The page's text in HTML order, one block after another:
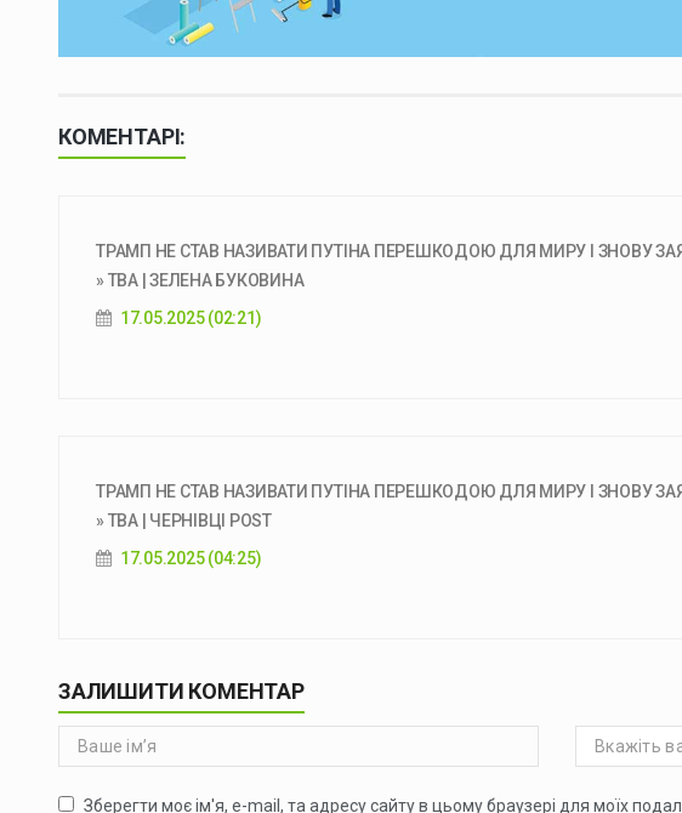
КОМЕНТАРІ:
ТРАМП НЕ СТАВ НАЗИВАТИ ПУТІНА ПЕРЕШКОДОЮ ДЛЯ МИРУ І ЗНОВУ
» ТВА | ЗЕЛЕНА БУКОВИНА
17.05.2025 (02:21)
ТРАМП НЕ СТАВ НАЗИВАТИ ПУТІНА ПЕРЕШКОДОЮ ДЛЯ МИРУ І ЗНОВУ
» ТВА | ЧЕРНІВЦІ POST
17.05.2025 (04:25)
ЗАЛИШИТИ КОМЕНТАР
Зберегти моє ім'я, e-mail, та адресу сайту в цьому браузері для моїх